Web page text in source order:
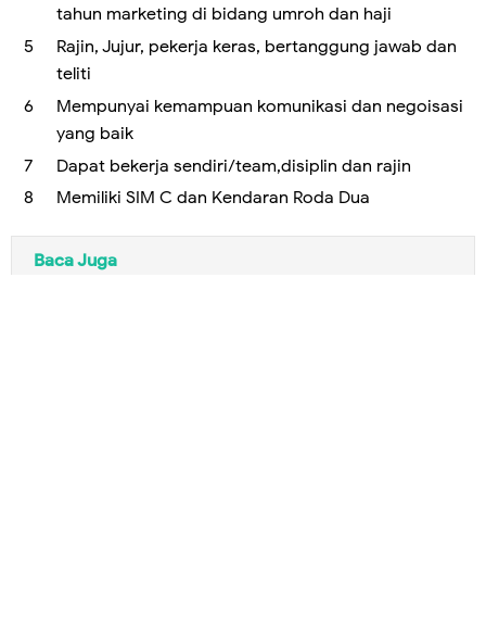
tahun marketing di bidang umroh dan haji
Rajin, Jujur, pekerja keras, bertanggung jawab dan
teliti
Mempunyai kemampuan komunikasi dan negoisasi
yang baik
Dapat bekerja sendiri/team,disiplin dan rajin
Memiliki SIM C dan Kendaran Roda Dua
Baca Juga